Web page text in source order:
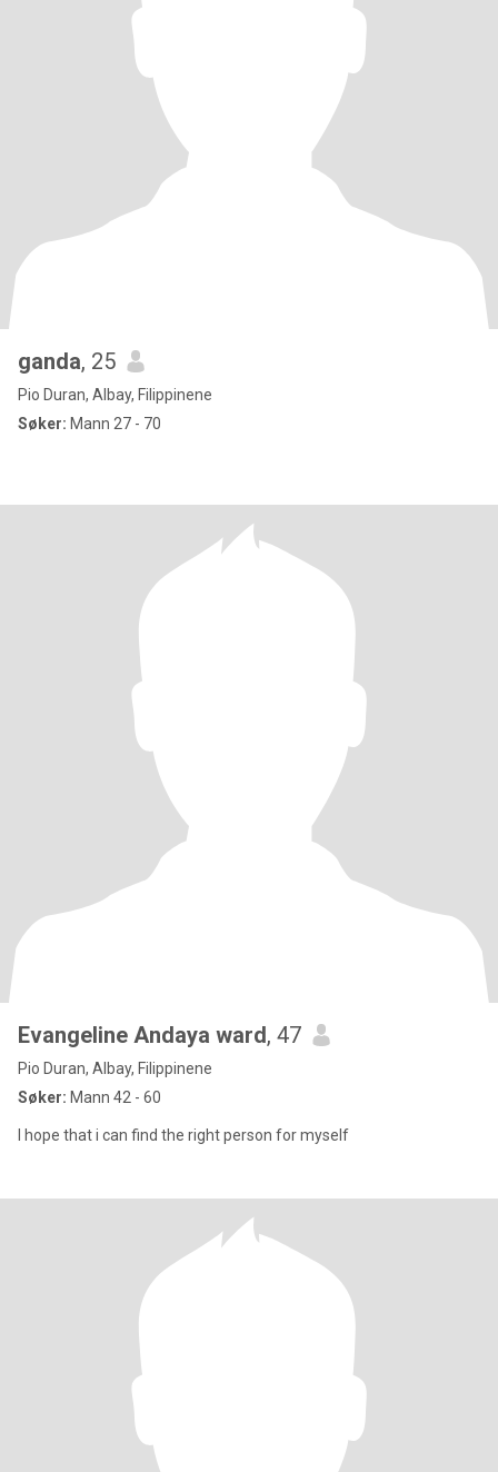
ganda, 25
Pio Duran, Albay, Filippinene
Søker: Mann 27 - 70
Evangeline Andaya ward, 47
Pio Duran, Albay, Filippinene
Søker: Mann 42 - 60
I hope that i can find the right person for myself